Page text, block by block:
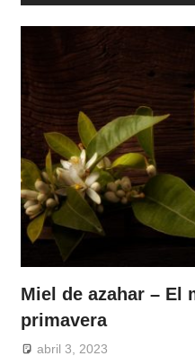
Miel de azahar – El
primavera
abril 3, 2023